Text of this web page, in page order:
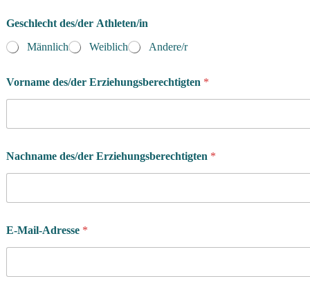
Geschlecht des/der Athleten/in
Männlich
Weiblich Andere/r
Vorname des/der Erziehungsberechtigten *
Nachname des/der Erziehungsberechtigten *
E-Mail-Adresse *